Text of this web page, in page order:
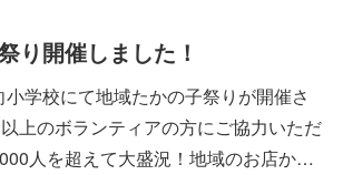
り開催しました！
学校にて地域たかの子祭りが開催さ
上のボランティアの方にご協力いただ
人を超えて大盛況！地域のお店か…